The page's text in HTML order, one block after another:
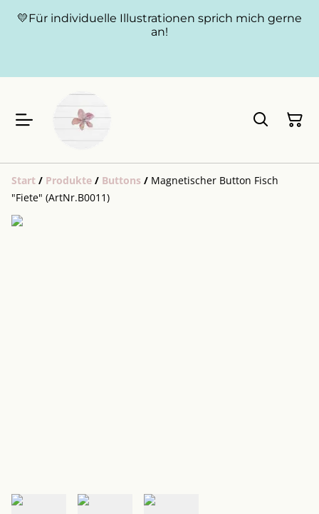
💛Für individuelle Illustrationen sprich mich gerne
an!
Start / Produkte / Buttons / Magnetischer Button Fisch
"Fiete" (ArtNr.B0011)